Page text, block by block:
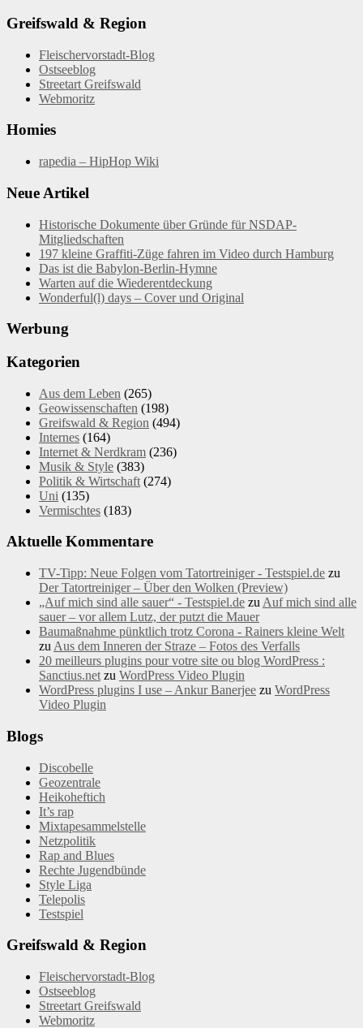
Greifswald & Region
Fleischervorstadt-Blog
Ostseeblog
Streetart Greifswald
Webmoritz
Homies
rapedia – HipHop Wiki
Neue Artikel
Historische Dokumente über Gründe für NSDAP-
Mitgliedschaften
197 kleine Graffiti-Züge fahren im Video durch Hamburg
Das ist die Babylon-Berlin-Hymne
Warten auf die Wiederentdeckung
Wonderful(l) days – Cover und Original
Werbung
Kategorien
Aus dem Leben (265)
Geowissenschaften (198)
Greifswald & Region (494)
Internes (164)
Internet & Nerdkram (236)
Musik & Style (383)
Politik & Wirtschaft (274)
Uni (135)
Vermischtes (183)
Aktuelle Kommentare
TV-Tipp: Neue Folgen vom Tatortreiniger - Testspiel.de zu
Der Tatortreiniger – Über den Wolken (Preview)
„Auf mich sind alle sauer“ - Testspiel.de zu Auf mich sind alle
sauer – vor allem Lutz, der putzt die Mauer
Baumaßnahme pünktlich trotz Corona - Rainers kleine Welt
zu Aus dem Inneren der Straze – Fotos des Verfalls
20 meilleurs plugins pour votre site ou blog WordPress :
Sanctius.net zu WordPress Video Plugin
WordPress plugins I use – Ankur Banerjee zu WordPress
Video Plugin
Blogs
Discobelle
Geozentrale
Heikoheftich
It’s rap
Mixtapesammelstelle
Netzpolitik
Rap and Blues
Rechte Jugendbünde
Style Liga
Telepolis
Testspiel
Greifswald & Region
Fleischervorstadt-Blog
Ostseeblog
Streetart Greifswald
Webmoritz